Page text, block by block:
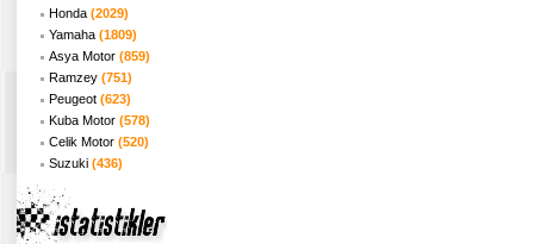
Honda (2029)
Yamaha (1809)
Asya Motor (859)
Ramzey (751)
Peugeot (623)
Kuba Motor (578)
Celik Motor (520)
Suzuki (436)